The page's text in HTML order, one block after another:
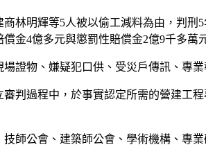
林明輝等5人被以偷工減料為由，判
金4億多元與懲罰性賠償金2億9千多萬
證物、嫌疑犯口供、受災戶傳訊、專
判過程中，於事實認定所需的營建工
師公會、建築師公會、學術機構、專